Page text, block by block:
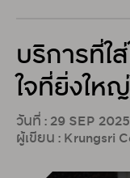
บริการที่ใ
ใจที่ยิ่งให
วันที่ : 29 SEP 2025
ผู้เขียน : Krungsri